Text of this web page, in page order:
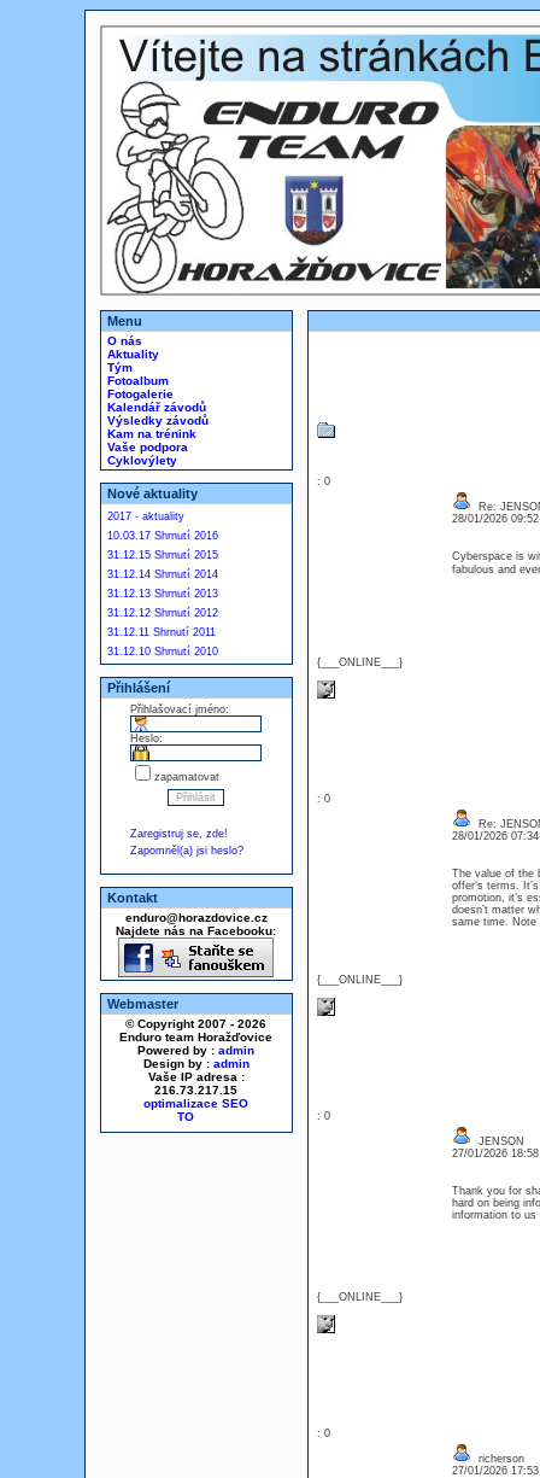
Menu
O nás
Aktuality
Tým
Fotoalbum
Fotogalerie
Kalendář závodů
Výsledky závodů
Kam na trénink
Vaše podpora
Cyklovýlety
Nové aktuality
2017 - aktuality
10.03.17 Shrnutí 2016
31.12.15 Shrnutí 2015
31.12.14 Shrnutí 2014
31.12.13 Shrnutí 2013
31.12.12 Shrnutí 2012
31.12.11 Shrnutí 2011
31.12.10 Shrnutí 2010
Přihlášení
Přihlašovací jméno:
Heslo:
zapamatovat
Zaregistruj se, zde!
Zapomněl(a) jsi heslo?
Kontakt
enduro@horazdovice.cz
Najdete nás na Facebooku:
Webmaster
© Copyright 2007 - 2026
Enduro team Horažďovice
Powered by : admin
Design by : admin
Vaše IP adresa :
216.73.217.15
optimalizace SEO
: 0
{___ONLINE___}
Re:
28/01/2026
Cyberspace is
fabulous and
: 0
{___ONLINE___}
Re:
28/01/2026
The value of the
offer’s terms.
promotion, it’s
doesn’t matter
same time.
: 0
{___ONLINE___}
JENSON
27/01/2026
Thank you for
hard on being
information to
: 0
richerson
27/01/2026